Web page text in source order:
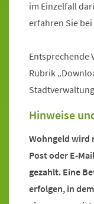
im Einzelfall
erfahren Sie
Entsprechende
Rubrik
Hinweise
Wohngeld wird
Post oder E-
gezahlt. Eine
erfolgen, in